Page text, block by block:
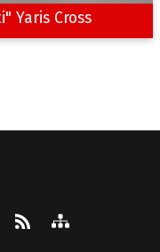
Yaris Cross